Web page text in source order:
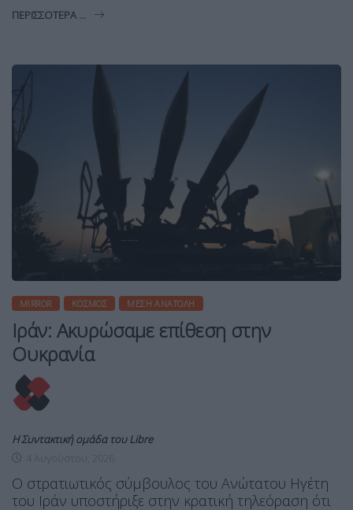
ΠΕΡΙΣΣΌΤΕΡΑ ...
MIRROR ΚΌΣΜΟΣ ΜΈΣΗ ΑΝΑΤΟΛΉ
Ιράν: Ακυρώσαμε επίθεση στην
Ουκρανία
Η Συντακτική ομάδα του Libre
Ο στρατιωτικός σύμβουλος του Ανώτατου Ηγέτη
του Ιράν υποστήριξε στην κρατική τηλεόραση ότι